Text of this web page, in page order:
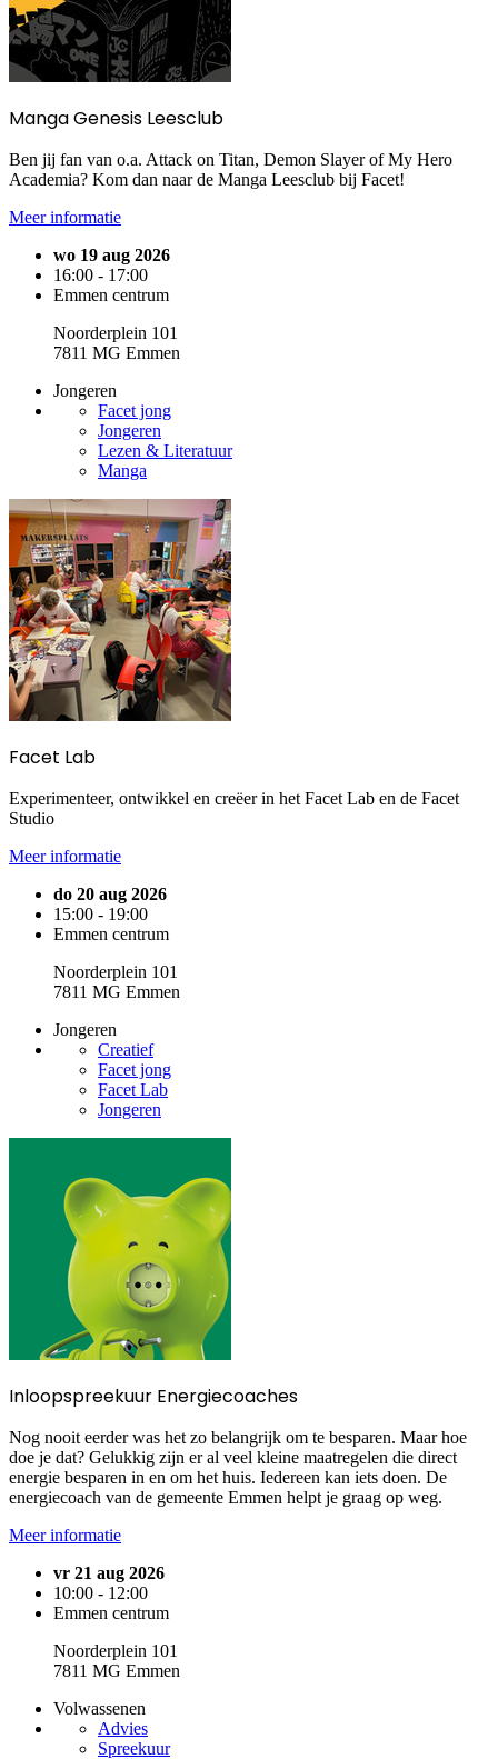
Manga Genesis Leesclub
Ben jij fan van o.a. Attack on Titan, Demon Slayer of My Hero
Academia? Kom dan naar de Manga Leesclub bij Facet!
Meer informatie
wo 19 aug 2026
16:00 - 17:00
Emmen centrum
Noorderplein 101
7811 MG Emmen
Jongeren
Facet jong
Jongeren
Lezen & Literatuur
Manga
Facet Lab
Experimenteer, ontwikkel en creëer in het Facet Lab en de Facet
Studio
Meer informatie
do 20 aug 2026
15:00 - 19:00
Emmen centrum
Noorderplein 101
7811 MG Emmen
Jongeren
Creatief
Facet jong
Facet Lab
Jongeren
Inloopspreekuur Energiecoaches
Nog nooit eerder was het zo belangrijk om te besparen. Maar hoe
doe je dat? Gelukkig zijn er al veel kleine maatregelen die direct
energie besparen in en om het huis. Iedereen kan iets doen. De
energiecoach van de gemeente Emmen helpt je graag op weg.
Meer informatie
vr 21 aug 2026
10:00 - 12:00
Emmen centrum
Noorderplein 101
7811 MG Emmen
Volwassenen
Advies
Spreekuur